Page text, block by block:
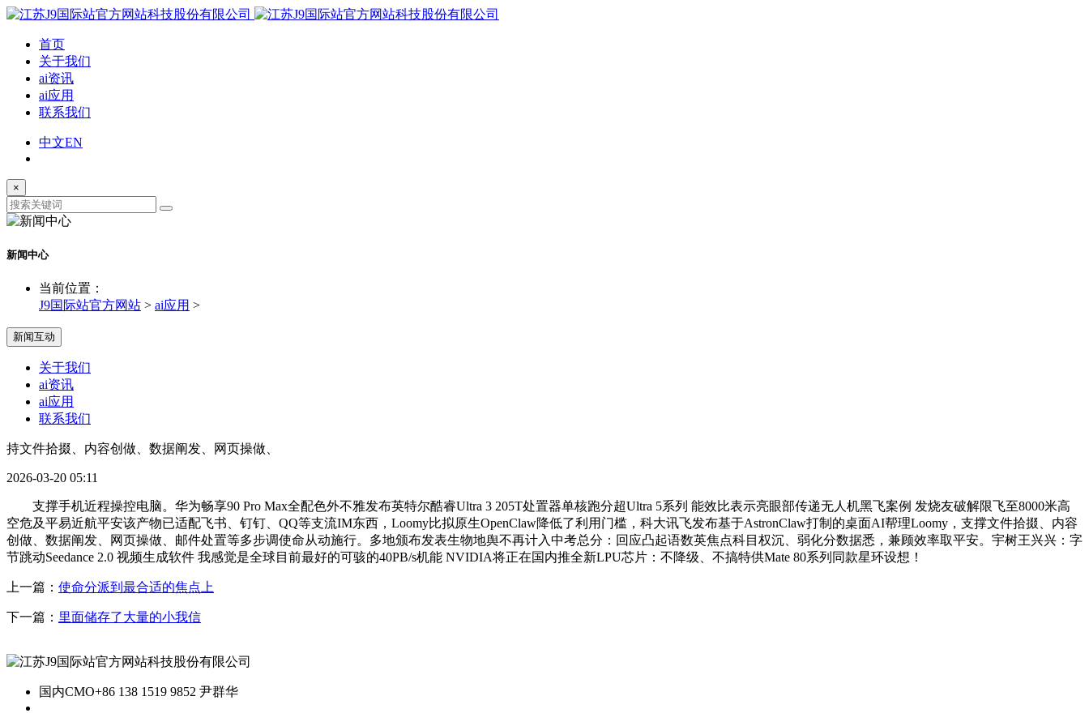
首页
关于我们
ai资讯
ai应用
联系我们
中文EN
×
新闻中心
当前位置：
J9国际站官方网站 > ai应用 >
新闻互动
关于我们
ai资讯
ai应用
联系我们
持文件拾掇、内容创做、数据阐发、网页操做、
2026-03-20 05:11
支撑手机近程操控电脑。华为畅享90 Pro Max全配色外不雅发布英特尔酷睿Ultra 3 205T处置器单核跑分超Ultra 5系列 能效比表示亮眼部传递无人机黑飞案例 发烧友破解限飞至8000米高
空危及平易近航平安该产物已适配飞书、钉钉、QQ等支流IM东西，Loomy比拟原生OpenClaw降低了利用门槛，科大讯飞发布基于AstronClaw打制的桌面AI帮理Loomy，支撑文件拾掇、内容
创做、数据阐发、网页操做、邮件处置等多步调使命从动施行。多地颁布发表生物地舆不再计入中考总分：回应凸起语数英焦点科目权沉、弱化分数据悉，兼顾效率取平安。宇树王兴兴：字
节跳动Seedance 2.0 视频生成软件 我感觉是全球目前最好的可骇的40PB/s机能 NVIDIA将正在国内推全新LPU芯片：不降级、不搞特供Mate 80系列同款星环设想！
上一篇： 使命分派到最合适的焦点上
下一篇： 里面储存了大量的小我信
国内CMO+86 138 1519 9852 尹群华